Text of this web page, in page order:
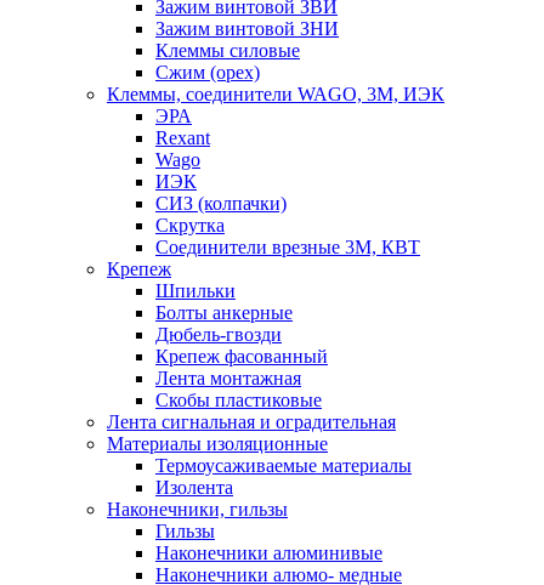
Зажим винтовой ЗВИ
Зажим винтовой ЗНИ
Клеммы силовые
Сжим (орех)
Клеммы, соединители WAGO, 3M, ИЭК
ЭРА
Rexant
Wago
ИЭК
СИЗ (колпачки)
Скрутка
Соединители врезные 3M, КВТ
Крепеж
Шпильки
Болты анкерные
Дюбель-гвозди
Крепеж фасованный
Лента монтажная
Скобы пластиковые
Лента сигнальная и оградительная
Материалы изоляционные
Термоусаживаемые матeриалы
Изолента
Наконечники, гильзы
Гильзы
Наконечники алюминивые
Наконечники алюмо- медные